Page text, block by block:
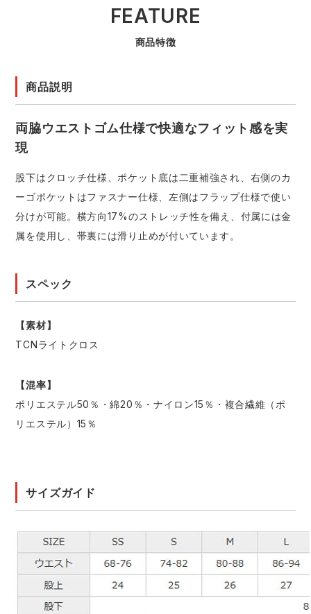
FEATURE
商品特徴
商品説明
両脇ウエストゴム仕様で快適なフィット感を実
現
股下はクロッチ仕様、ポケット底は二重補強され、右側のカ
ーゴポケットはファスナー仕様、左側はフラップ仕様で使い
分けが可能。横方向17%のストレッチ性を備え、付属には金
属を使用し、帯裏には滑り止めが付いています。
スペック
【素材】
TCNライトクロス
【混率】
ポリエステル50％・綿20％・ナイロン15％・複合繊維（ポ
リエステル）15％
サイズガイド